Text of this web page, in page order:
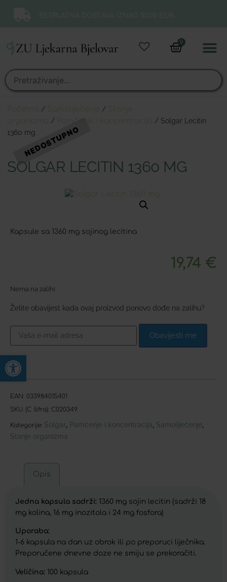
Open toolbar
0
/ /
/
/ Solgar Lecitin
1360 mg
SOLGAR LECITIN 1360 MG
Kapsule sa 1360 mg sojinog lecitina
19,74 €
Nema na zalihi
Želite obavijest kada ovaj proizvod ponovo dođe na zalihu?
Obavijesti me
EAN: 033984015401
SKU (C šifra): C020349
Kategorije: Solgar Pamćenje i koncentracija Samoliječenje
Stanje organizma
Opis
Jedna kapsula sadrži: 1360 mg sojin lecitin (sadrži 18
mg kolina, 16 mg inozitola i 24 mg fosfora)
Uporaba:
1-6 kapsula na dan uz obrok ili po preporuci liječnika.
Preporučene dnevne doze ne smiju se prekoračiti.
Veličina: 100 kapsula